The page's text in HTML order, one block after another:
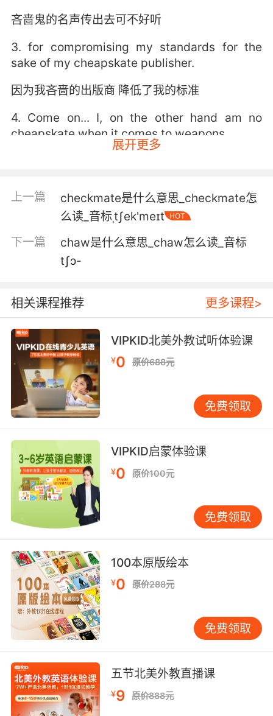
吝啬鬼的名声传出去可不好听
3. for compromising my standards for the
sake of my cheapskate publisher.
因为我吝啬的出版商 降低了我的标准
4. Come on... I, on the other hand am no
cheapskate when it comes to weapons.
5. The magic of getting you, a known
cheapskate, to part with ten dollars.
6. I can't stand that he's frugal, a cheapskate,
我无法忍受他的吝啬 铁公鸡一个 还喜欢乱给小费
装大款
7. Baby, I'm gonna be the pennypinching
cheapskate just like my garbage bag of a
father.
宝贝 我来做一毛不拔的铁公鸡 就像我那垃圾袋似
8. It's this program where if you spend $100
then you get a free turkey, but these
cheapskates are scrounging other people's
receipts to game the system.
是个项目 如果你花一百美元 就能得到一只免费火
鸡 但那些吝啬鬼 在搜集别人的收据 钻规则漏洞
展开更多
上一篇
checkmate是什么意思_checkmate怎
么读_音标ˌtʃek'meɪt
HOT
下一篇
chaw是什么意思_chaw怎么读_音标
tʃɔ-
相关课程推荐 更多课程>
VIPKID北美外教试听体验课
¥0 原价688元
免费领取
VIPKID启蒙体验课
¥0 原价100元
免费领取
100本原版绘本
¥0 原价288元
免费领取
五节北美外教直播课
¥9 原价888元